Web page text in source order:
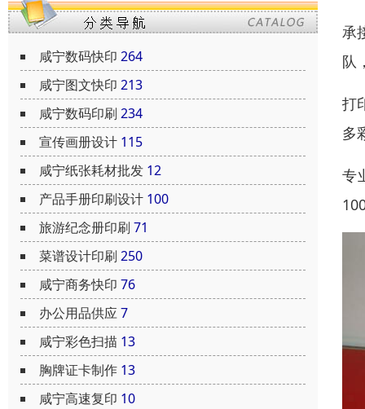
咸宁数码快印 264
咸宁图文快印 213
咸宁数码印刷 234
宣传画册设计 115
咸宁纸张耗材批发 12
产品手册印刷设计 100
旅游纪念册印刷 71
菜谱设计印刷 250
咸宁商务快印 76
办公用品供应7
咸宁彩色扫描 13
胸牌证卡制作 13
咸宁高速复印 10
承
队
打
多
专